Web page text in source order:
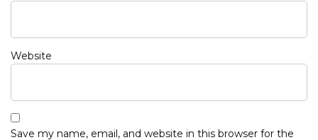
Website
Save my name, email, and website in this browser for the